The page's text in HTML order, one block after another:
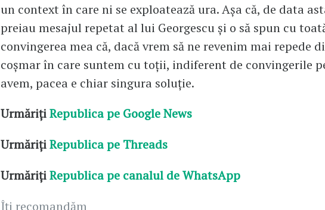
un context în care ni se exploatează ura. Așa că, de data
preiau mesajul repetat al lui Georgescu și o să spun cu
convingerea mea că, dacă vrem să ne revenim mai repede
coșmar în care suntem cu toții, indiferent de convingerile
avem, pacea e chiar singura soluție.
UrmărițiRepublica pe Google News
UrmărițiRepublica pe Threads
UrmărițiRepublica pe canalul de WhatsApp
Îți recomandăm